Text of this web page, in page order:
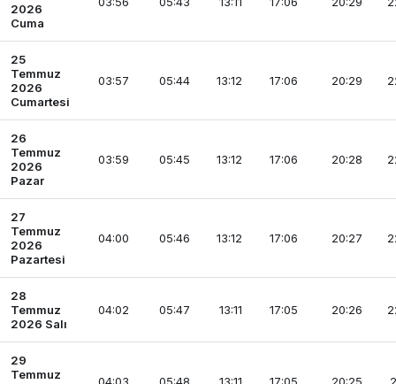
2026
Cuma
25
Temmuz
2026
Cumartesi
03:57 05:44 13:12 17:06 20:29
26
Temmuz
2026
Pazar
03:59 05:45 13:12 17:06 20:28
27
Temmuz
2026
Pazartesi
04:00 05:46 13:12 17:06 20:27
28
Temmuz
2026 Salı
04:02 05:47 13:11 17:05 20:26
29
Temmuz